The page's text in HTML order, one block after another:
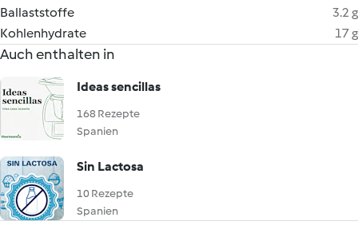
Ballaststoffe
3.2 g
Kohlenhydrate
17 g
Auch enthalten in
Ideas sencillas
168 Rezepte
Spanien
Sin Lactosa
10 Rezepte
Spanien